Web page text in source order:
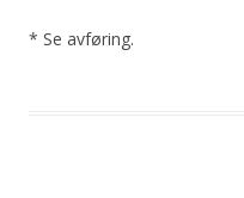
* Se avføring.